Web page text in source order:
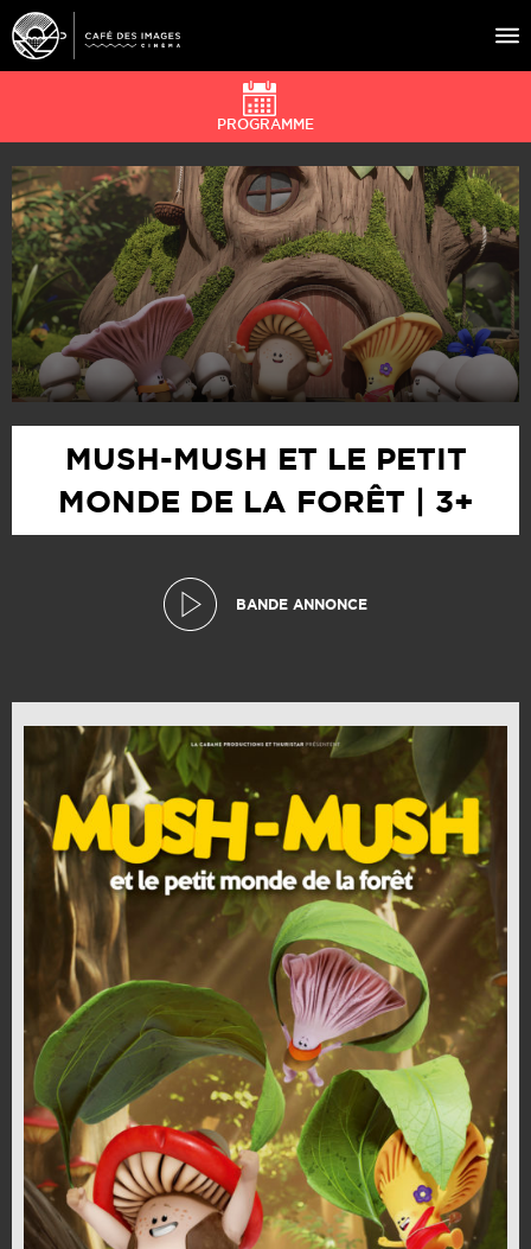
À L’AFFICHE
ÉVÉNEMENTS
CAFÉ DU CINÉ
PRATIQUE
ÉDUCATION AUX IMAGES
MUSH-MUSH ET LE PETIT
MONDE DE LA FORÊT | 3+
BANDE ANNONCE
PROGRAMME